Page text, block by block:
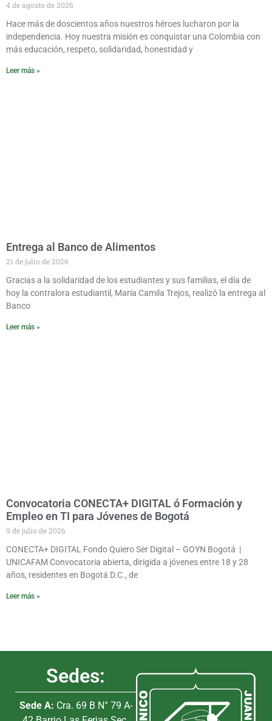
4 de agosto de 2026
Hace más de doscientos años nuestros héroes lucharon por la
independencia. Hoy nuestra misión es conquistar una Colombia con
más educación, respeto, solidaridad, honestidad y
Leer más »
Entrega al Banco de Alimentos
21 de julio de 2026
Gracias a la solidaridad de los estudiantes y sus familias, el día de
hoy la contralora estudiantil, María Camila Trejos, realizó la entrega al
Banco
Leer más »
Convocatoria CONECTA+ DIGITAL ó Formación y
Empleo en TI para Jóvenes de Bogotá
9 de julio de 2026
CONECTA+ DIGITAL Fondo Quiero Ser Digital – GOYN Bogotá |
UNICAFAM Convocatoria abierta, dirigida a jóvenes entre 18 y 28
años, residentes en Bogotá D.C., de
Leer más »
Sedes:
Sede A: Cra. 69 B N° 79 A-